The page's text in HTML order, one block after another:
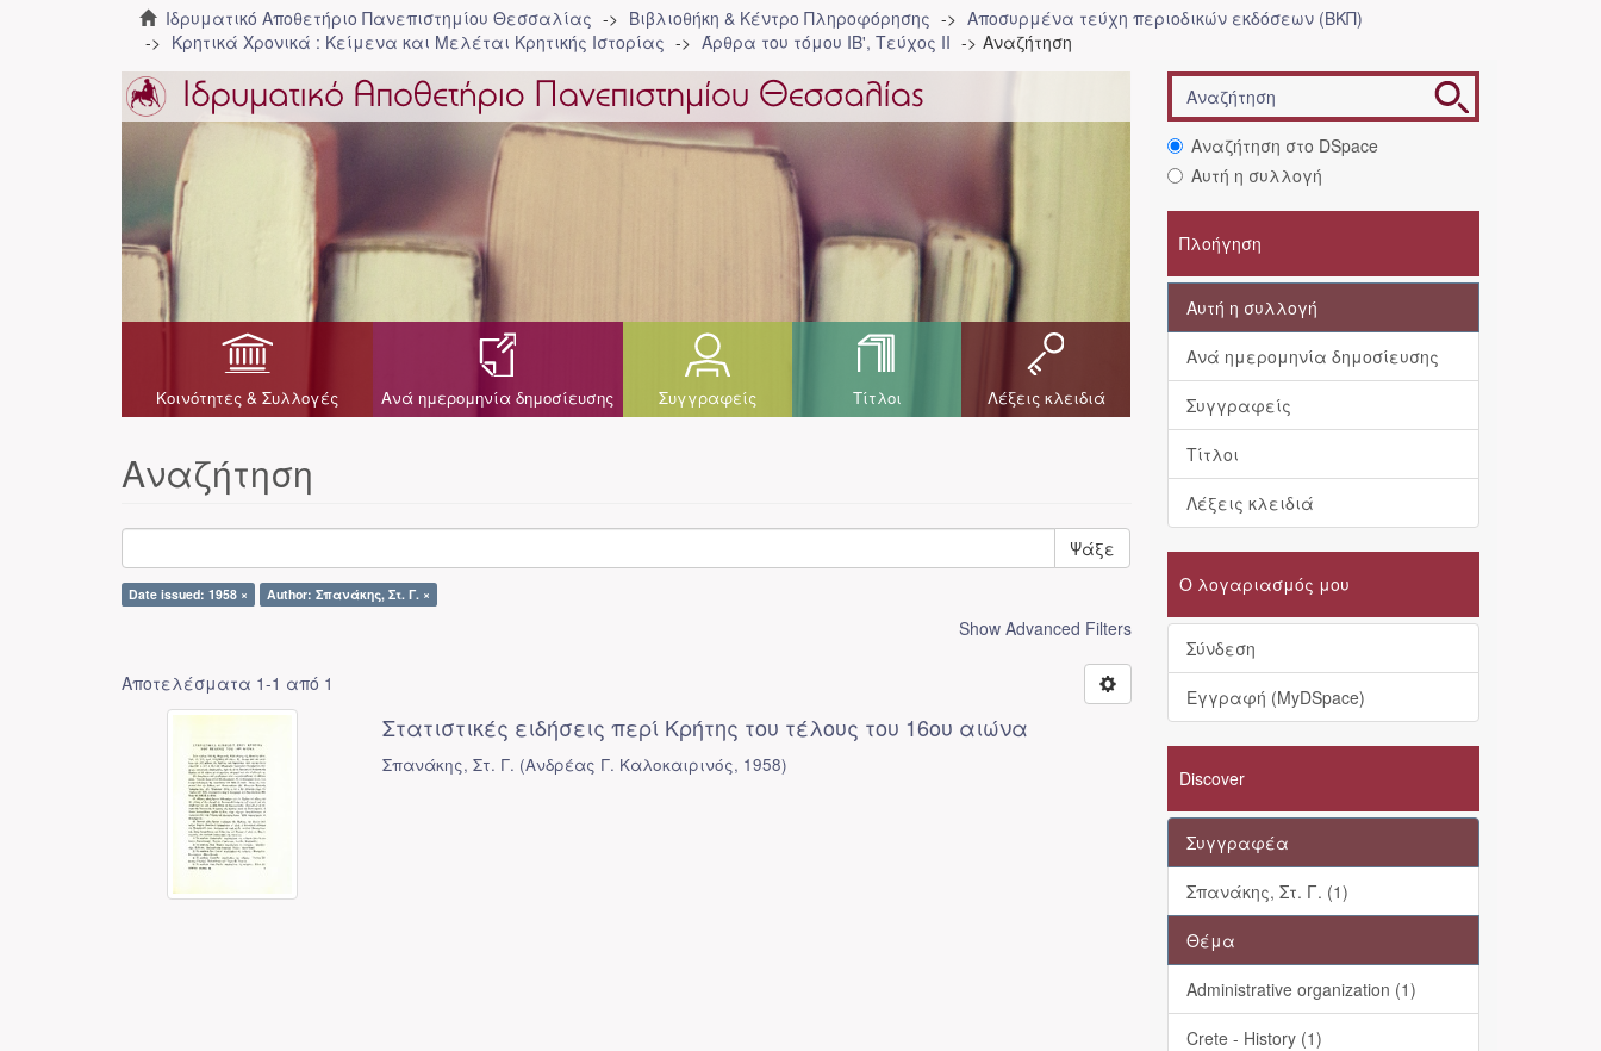
Ιδρυματικό Αποθετήριο Πανεπιστημίου Θεσσαλίας Βιβλιοθήκη & Κέντρο Πληροφόρησης
Αποσυρμένα τεύχη περιοδικών εκδόσεων (ΒΚΠ)
Κρητικά Χρονικά : Κείμενα και Μελέται Κρητικής Ιστορίας
Άρθρα του τόμου ΙΒ', Τεύχος ΙΙ Αναζήτηση
Κοινότητες & Συλλογές Ανά ημερομηνία δημοσίευσης Συγγραφείς Τίτλοι Λέξεις κλειδιά
Αναζήτηση
Ψάξε
Date issued: 1958 × Author: Σπανάκης, Στ. Γ. ×
Show Advanced Filters
Αποτελέσματα 1-1 από 1
Στατιστικές ειδήσεις περί Κρήτης του τέλους του 16ου αιώνα
Σπανάκης, Στ. Γ. (Ανδρέας Γ. Καλοκαιρινός, 1958)
Αναζήτηση στο DSpace
Αυτή η συλλογή
Πλοήγηση
Αυτή η συλλογή
Ανά ημερομηνία δημοσίευσης
Συγγραφείς
Τίτλοι
Λέξεις κλειδιά
Ο λογαριασμός μου
Σύνδεση
Εγγραφή (MyDSpace)
Discover
Συγγραφέα
Σπανάκης, Στ. Γ. (1)
Θέμα
Administrative organization (1)
Crete - History (1)